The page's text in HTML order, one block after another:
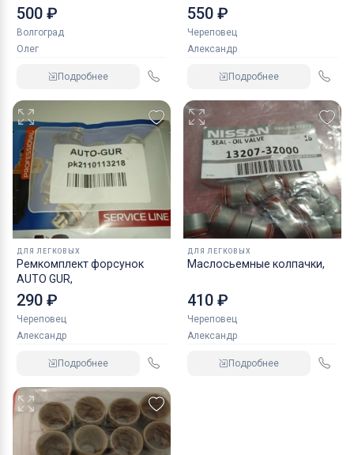
NORDBERG 2 т
500 ₽
Волгоград
Олег
Подробнее
550 ₽
Череповец
Александр
Подробнее
ДЛЯ ЛЕГКОВЫХ
Ремкомплект форсунок
AUTO GUR,
290 ₽
Череповец
Александр
Подробнее
ДЛЯ ЛЕГКОВЫХ
Маслосьемные колпачки,
410 ₽
Череповец
Александр
Подробнее